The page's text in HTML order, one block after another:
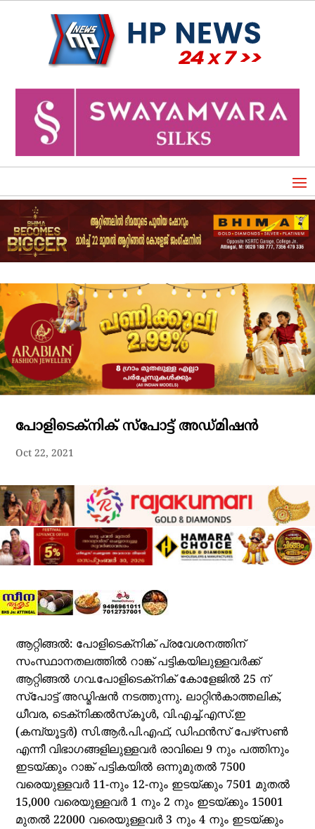
പോളിടെക്‌നിക് സ്‌പോട്ട് അഡ്മിഷന്‍
Oct 22, 2021
ആറ്റിങ്ങല്‍: പോളിടെക്‌നിക് പ്രവേശനത്തിന്
സംസ്ഥാനതലത്തില്‍ റാങ്ക് പട്ടികയിലുള്ളവര്‍ക്ക്
ആറ്റിങ്ങല്‍ ഗവ.പോളിടെക്‌നിക് കോളേജില്‍ 25 ന്
സ്‌പോട്ട് അഡ്മിഷന്‍ നടത്തുന്നു. ലാറ്റിന്‍കാത്തലിക്,
ധീവര, ടെക്‌നിക്കല്‍സ്‌കൂള്‍, വി.എച്ച്.എസ്.ഇ
(കമ്പ്യൂട്ടര്‍) സി.ആര്‍.പി.എഫ്, ഡിഫന്‍സ് പേഴ്‌സണ്‍
എന്നീ വിഭാഗങ്ങളിലുള്ളവര്‍ രാവിലെ 9 നും പത്തിനും
ഇടയ്ക്കും റാങ്ക് പട്ടികയില്‍ ഒന്നുമുതല്‍ 7500
വരെയുള്ളവര്‍ 11-നും 12-നും ഇടയ്ക്കും 7501 മുതല്‍
15,000 വരെയുള്ളവര്‍ 1 നും 2 നും ഇടയ്ക്കും 15001
മുതല്‍ 22000 വരെയുള്ളവര്‍ 3 നും 4 നും ഇടയ്ക്കും